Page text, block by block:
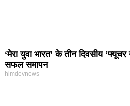
‘मेरा युवा भारत’ के तीन दिवसीय
सफल समापन
himdevnews